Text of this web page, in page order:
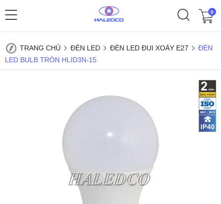
0
TRANG CHỦ ĐÈN LED ĐÈN LED ĐUI XOÁY E27
ĐÈN
LED BULB TRÒN HLID3N-15